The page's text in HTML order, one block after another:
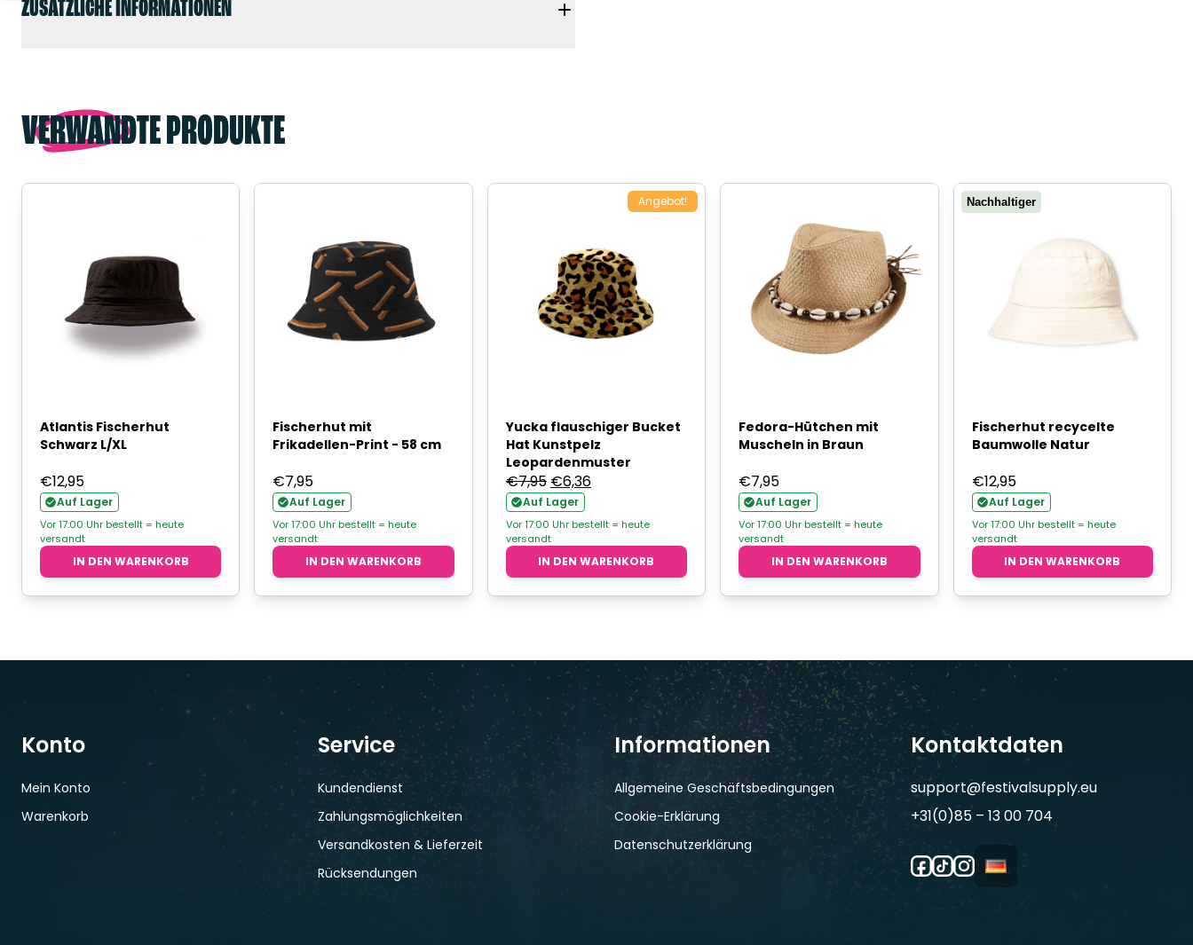
ZUSÄTZLICHE INFORMATIONEN
VERWANDTE PRODUKTE
Atlantis Fischerhut
Schwarz L/XL
€12,95
Auf Lager
Vor 17:00 Uhr bestellt = heute
versandt
IN DEN WARENKORB
Fischerhut mit
Frikadellen-Print - 58 cm
€7,95
Auf Lager
Vor 17:00 Uhr bestellt = heute
versandt
IN DEN WARENKORB
Angebot!
Yucka flauschiger Bucket
Hat Kunstpelz
Leopardenmuster
€7,95 Ursprünglicher
Preis
war:
€7,95
€6,36Aktueller
ist:
€6,36.
Auf Lager
Vor 17:00 Uhr bestellt = heute
versandt
IN DEN WARENKORB
Fedora-Hütchen mit
Muscheln in Braun
€7,95
Auf Lager
Vor 17:00 Uhr bestellt = heute
versandt
IN DEN WARENKORB
Nachhaltiger
Fischerhut recycelte
Baumwolle Natur
€12,95
Auf Lager
Vor 17:00 Uhr bestellt = heute
versandt
IN DEN WARENKORB
Konto
Mein Konto
Warenkorb
Service
Kundendienst
Zahlungsmöglichkeiten
Versandkosten & Lieferzeit
Rücksendungen
Informationen
Allgemeine Geschäftsbedingungen
Cookie-Erklärung
Datenschutzerklärung
Kontaktdaten
support@festivalsupply.eu
+31(0)85 – 13 00 704